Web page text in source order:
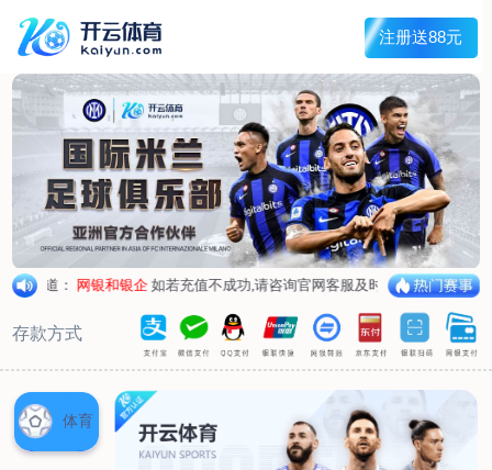
首页
关于我们
企业概况
荣誉资质
合作伙伴
产品中心
烤箱纸
蜡纸
防油纸
蛋糕杯纸
糖果包装纸
汉堡包装纸
包肉纸
吸油纸
新闻展示
公司新闻